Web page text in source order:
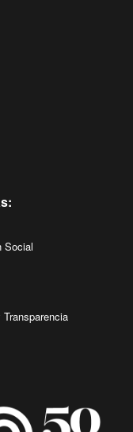
Social